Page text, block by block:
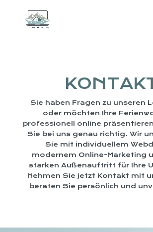
Sie haben Fragen zu unseren
oder möchten Ihre
professionell online
Sie bei uns genau richtig. Wir
Sie mit individuellem
modernem Online-Marketing
starken Außenauftritt für Ihre
Nehmen Sie jetzt Kontakt mit
beraten Sie persönlich und